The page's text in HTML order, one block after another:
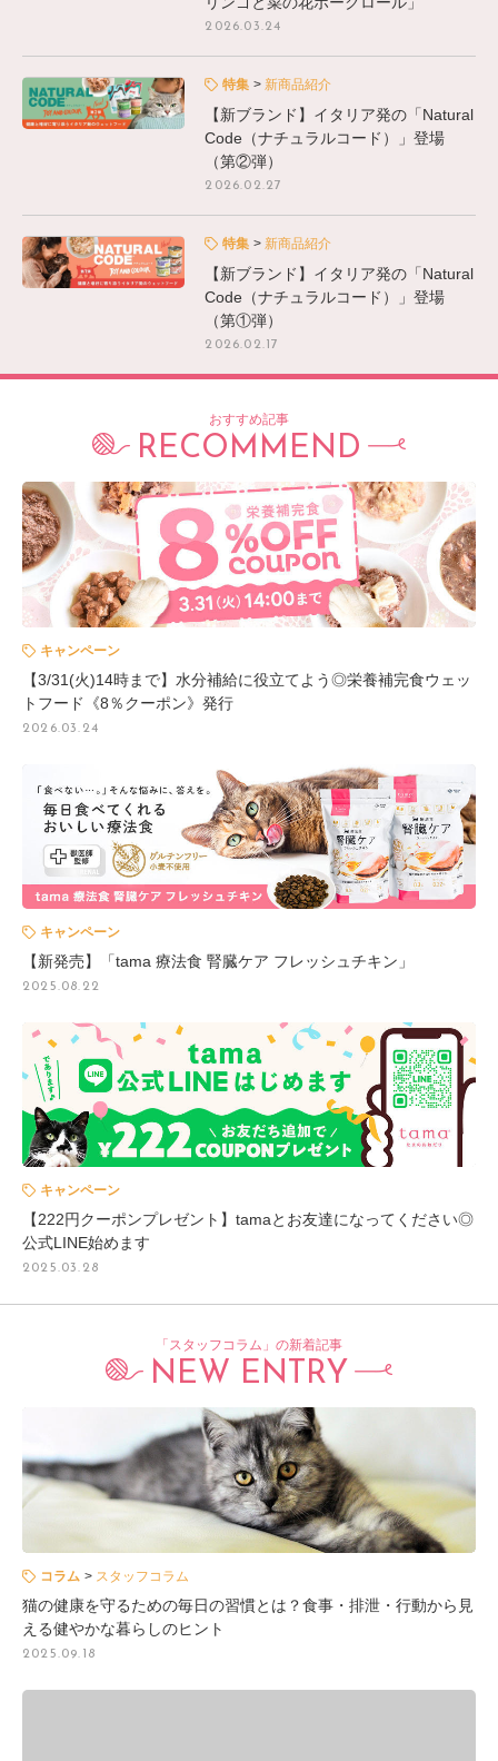
2026.03.24
特集 新商品紹介
【新ブランド】イタリア発の「Natural
Code（ナチュラルコード）」登場
（第②弾）
2026.02.27
特集 新商品紹介
【新ブランド】イタリア発の「Natural
Code（ナチュラルコード）」登場
（第①弾）
2026.02.17
おすすめ記事
RECOMMEND
キャンペーン
【3/31(火)14時まで】水分補給に役立てよう◎栄養補完食ウェッ
トフード《8％クーポン》発行
2026.03.24
キャンペーン
【新発売】「tama 療法食 腎臓ケア フレッシュチキン」
2025.08.22
キャンペーン
【222円クーポンプレゼント】tamaとお友達になってください◎
公式LINE始めます
2025.03.28
「スタッフコラム」の新着記事
NEW ENTRY
コラム スタッフコラム
猫の健康を守るための毎日の習慣とは？食事・排泄・行動から見
える健やかな暮らしのヒント
2025.09.18